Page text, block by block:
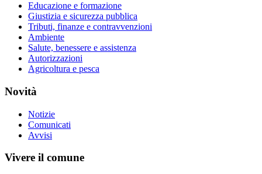
Educazione e formazione
Giustizia e sicurezza pubblica
Tributi, finanze e contravvenzioni
Ambiente
Salute, benessere e assistenza
Autorizzazioni
Agricoltura e pesca
Novità
Notizie
Comunicati
Avvisi
Vivere il comune